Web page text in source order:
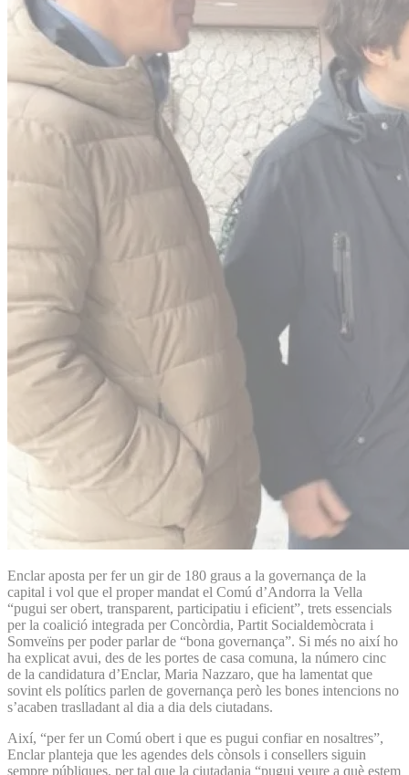
Enclar aposta per fer un gir de 180 graus a la governança de la
capital i vol que el proper mandat el Comú d’Andorra la Vella
“pugui ser obert, transparent, participatiu i eficient”, trets essencials
per la coalició integrada per Concòrdia, Partit Socialdemòcrata i
Somveïns per poder parlar de “bona governança”. Si més no així ho
ha explicat avui, des de les portes de casa comuna, la número cinc
de la candidatura d’Enclar, Maria Nazzaro, que ha lamentat que
sovint els polítics parlen de governança però les bones intencions no
s’acaben traslladant al dia a dia dels ciutadans.
Així, “per fer un Comú obert i que es pugui confiar en nosaltres”,
Enclar planteja que les agendes dels cònsols i consellers siguin
sempre públiques, per tal que la ciutadania “pugui veure a què estem